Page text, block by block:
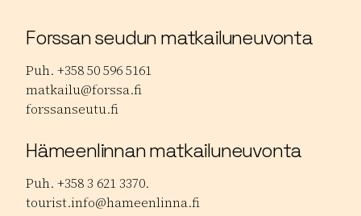
Forssan seudun matkailuneuvonta
Puh. +358 50 596 5161
matkailu@forssa.fi
forssanseutu.fi
Hämeenlinnan matkailuneuvonta
Puh. +358 3 621 3370.
tourist.info@hameenlinna.fi